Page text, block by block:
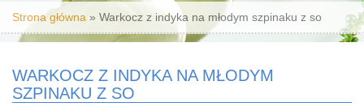
Jesteś tutaj
Strona główna » Warkocz z indyka na młodym szpinaku z so
WARKOCZ Z INDYKA NA MŁODYM
SZPINAKU Z SO